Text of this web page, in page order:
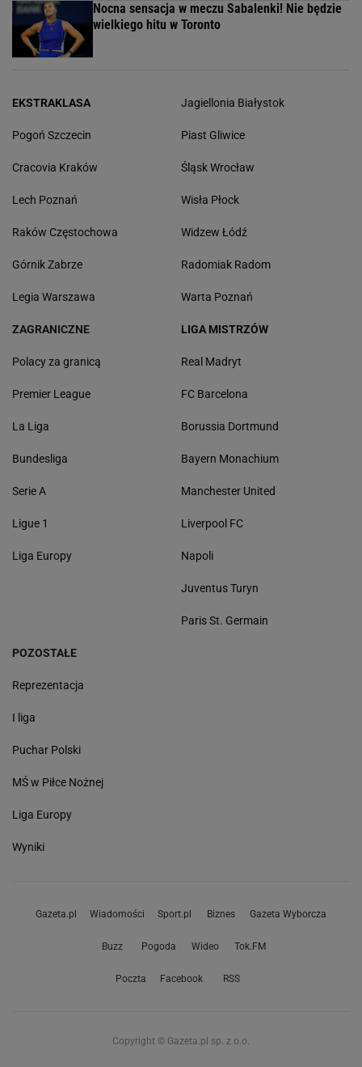
Nocna sensacja w meczu Sabalenki! Nie będzie
wielkiego hitu w Toronto
EKSTRAKLASA
Pogoń Szczecin
Cracovia Kraków
Lech Poznań
Raków Częstochowa
Górnik Zabrze
Legia Warszawa
Jagiellonia Białystok
Piast Gliwice
Śląsk Wrocław
Wisła Płock
Widzew Łódź
Radomiak Radom
Warta Poznań
ZAGRANICZNE
Polacy za granicą
Premier League
La Liga
Bundesliga
Serie A
Ligue 1
Liga Europy
LIGA MISTRZÓW
Real Madryt
FC Barcelona
Borussia Dortmund
Bayern Monachium
Manchester United
Liverpool FC
Napoli
Juventus Turyn
Paris St. Germain
POZOSTAŁE
Reprezentacja
I liga
Puchar Polski
MŚ w Piłce Nożnej
Liga Europy
Wyniki
Gazeta.pl Wiadomości Sport.pl Biznes Gazeta Wyborcza
Buzz Pogoda Wideo Tok.FM
Poczta Facebook RSS
Copyright © Gazeta.pl sp. z o.o.